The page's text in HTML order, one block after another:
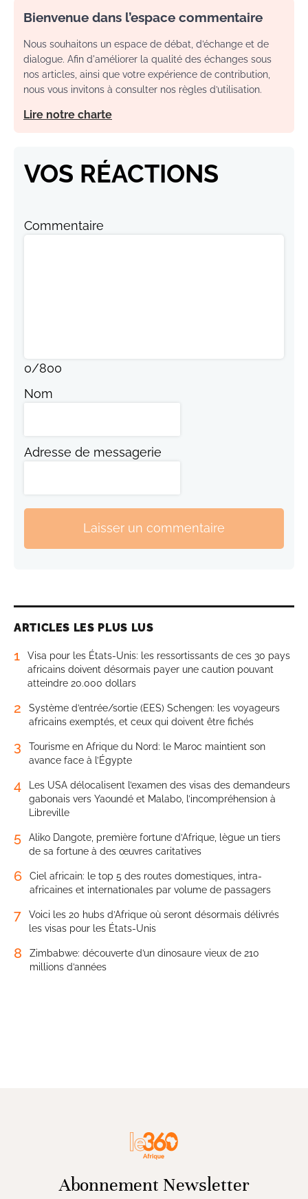
Bienvenue dans l’espace commentaire
Nous souhaitons un espace de débat, d’échange et de
dialogue. Afin d'améliorer la qualité des échanges sous
nos articles, ainsi que votre expérience de contribution,
nous vous invitons à consulter nos règles d’utilisation.
Lire notre charte
VOS RÉACTIONS
Commentaire
0/800
Nom
Adresse de messagerie
Laisser un commentaire
ARTICLES LES PLUS LUS
1
Visa pour les États-Unis: les ressortissants de ces 30 pays
africains doivent désormais payer une caution pouvant
atteindre 20.000 dollars
2
Système d’entrée/sortie (EES) Schengen: les voyageurs
africains exemptés, et ceux qui doivent être fichés
3
Tourisme en Afrique du Nord: le Maroc maintient son
avance face à l’Égypte
4
Les USA délocalisent l’examen des visas des demandeurs
gabonais vers Yaoundé et Malabo, l’incompréhension à
Libreville
5
Aliko Dangote, première fortune d’Afrique, lègue un tiers
de sa fortune à des œuvres caritatives
6
Ciel africain: le top 5 des routes domestiques, intra-
africaines et internationales par volume de passagers
7
Voici les 20 hubs d’Afrique où seront désormais délivrés
les visas pour les États-Unis
8
Zimbabwe: découverte d’un dinosaure vieux de 210
millions d’années
Abonnement Newsletter